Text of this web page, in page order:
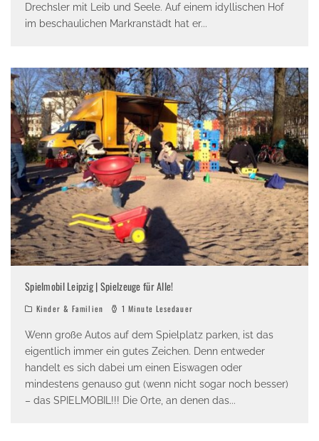
Drechsler mit Leib und Seele. Auf einem idyllischen Hof
im beschaulichen Markranstädt hat er...
Spielmobil Leipzig | Spielzeuge für Alle!
Kinder & Familien 1 Minute Lesedauer
Wenn große Autos auf dem Spielplatz parken, ist das
eigentlich immer ein gutes Zeichen. Denn entweder
handelt es sich dabei um einen Eiswagen oder
mindestens genauso gut (wenn nicht sogar noch besser)
– das SPIELMOBIL!!! Die Orte, an denen das...